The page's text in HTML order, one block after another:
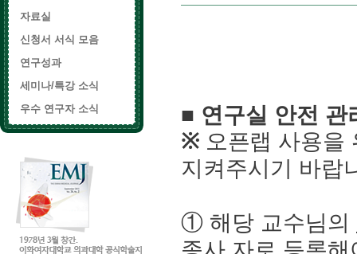
자료실
신청서 서식 모음
연구성과
세미나/특강 소식
우수 연구자 소식
■ 연구실 안전 관
※ 오픈랩 사용
지켜주시기 바랍
① 해당 교수님의